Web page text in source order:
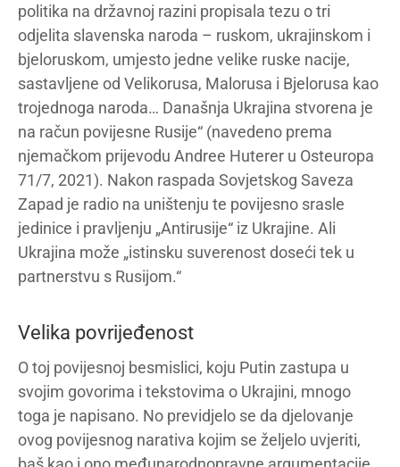
politika na državnoj razini propisala tezu o tri
odjelita slavenska naroda – ruskom, ukrajinskom i
bjeloruskom, umjesto jedne velike ruske nacije,
sastavljene od Velikorusa, Malorusa i Bjelorusa kao
trojednoga naroda… Današnja Ukrajina stvorena je
na račun povijesne Rusije“ (navedeno prema
njemačkom prijevodu Andree Huterer u Osteuropa
71/7, 2021). Nakon raspada Sovjetskog Saveza
Zapad je radio na uništenju te povijesno srasle
jedinice i pravljenju „Antirusije“ iz Ukrajine. Ali
Ukrajina može „istinsku suverenost doseći tek u
partnerstvu s Rusijom.“
Velika povrijeđenost
O toj povijesnoj besmislici, koju Putin zastupa u
svojim govorima i tekstovima o Ukrajini, mnogo
toga je napisano. No previdjelo se da djelovanje
ovog povijesnog narativa kojim se željelo uvjeriti,